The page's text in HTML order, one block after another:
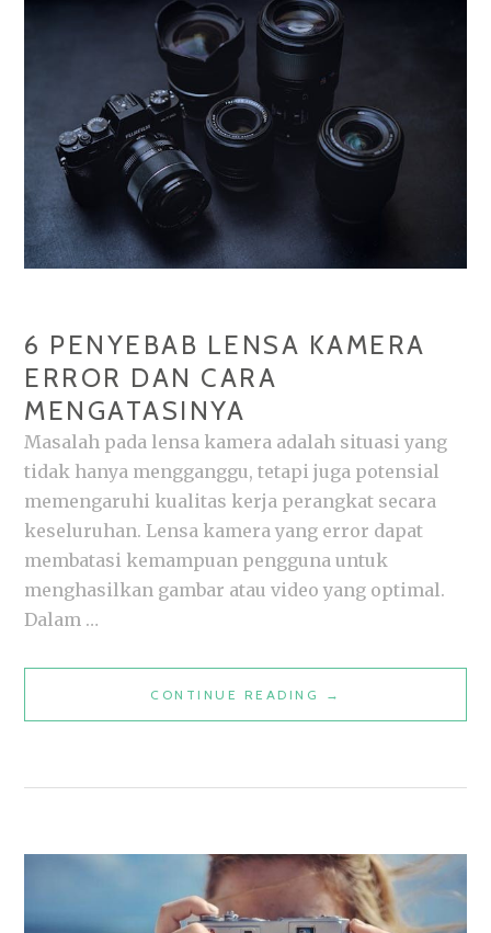
LIGHTMETER
BAWAAN
KAMERA
6 PENYEBAB LENSA KAMERA
ERROR DAN CARA
MENGATASINYA
Masalah pada lensa kamera adalah situasi yang
tidak hanya mengganggu, tetapi juga potensial
memengaruhi kualitas kerja perangkat secara
keseluruhan. Lensa kamera yang error dapat
membatasi kemampuan pengguna untuk
menghasilkan gambar atau video yang optimal.
Dalam …
CONTINUE READING
PENYEBAB
CARA
MENGATASINYA
→